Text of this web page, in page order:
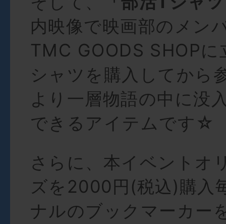
内映像で映画部のメン
TMC GOODS SHOPに
シャツを購入してから
より一層物語の中に没
できるアイテムです☆
さらに、本イベントオ
ズを2000円(税込)購入
ナルのブックマーカー